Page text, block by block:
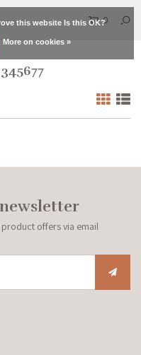
0
offers via email
this website Is this OK?
More on cookies »